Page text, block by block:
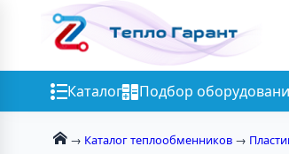
Каталог Подбор
→ Каталог теплообменников →